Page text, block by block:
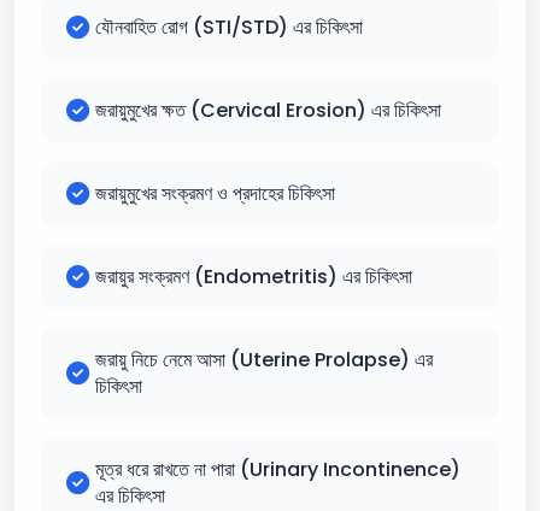
যৌনবাহিত রোগ (STI/STD) এর চিকিৎসা
জরায়ুমুখের ক্ষত (Cervical Erosion) এর চিকিৎসা
জরায়ুমুখের সংক্রমণ ও প্রদাহের চিকিৎসা
জরায়ুর সংক্রমণ (Endometritis) এর চিকিৎসা
জরায়ু নিচে নেমে আসা (Uterine Prolapse) এর
চিকিৎসা
মূত্র ধরে রাখতে না পারা (Urinary Incontinence)
এর চিকিৎসা